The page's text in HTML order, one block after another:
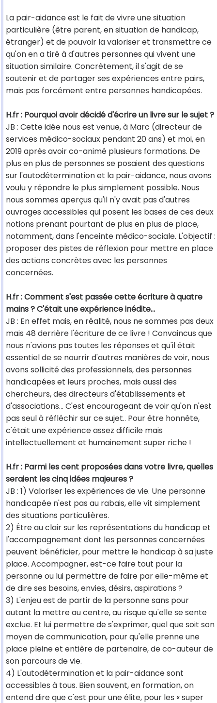
La pair-aidance est le fait de vivre une situation
particulière (être parent, en situation de handicap,
étranger) et de pouvoir la valoriser et transmettre ce
qu'on en a tiré à d'autres personnes qui vivent une
situation similaire. Concrètement, il s'agit de se
soutenir et de partager ses expériences entre pairs,
mais pas forcément entre personnes handicapées.
H.fr : Pourquoi avoir décidé d'écrire un livre sur le sujet ?
JB : Cette idée nous est venue, à Marc (directeur de
services médico-sociaux pendant 20 ans) et moi, en
2019 après avoir co-animé plusieurs formations. De
plus en plus de personnes se posaient des questions
sur l'autodétermination et la pair-aidance, nous avons
voulu y répondre le plus simplement possible. Nous
nous sommes aperçus qu'il n'y avait pas d'autres
ouvrages accessibles qui posent les bases de ces deux
notions prenant pourtant de plus en plus de place,
notamment, dans l'enceinte médico-sociale. L'objectif :
proposer des pistes de réflexion pour mettre en place
des actions concrètes avec les personnes
concernées.
H.fr : Comment s'est passée cette écriture à quatre
mains ? C'était une expérience inédite...
JB : En effet mais, en réalité, nous ne sommes pas deux
mais 48 derrière l'écriture de ce livre ! Convaincus que
nous n'avions pas toutes les réponses et qu'il était
essentiel de se nourrir d'autres manières de voir, nous
avons sollicité des professionnels, des personnes
handicapées et leurs proches, mais aussi des
chercheurs, des directeurs d'établissements et
d'associations... C'est encourageant de voir qu'on n'est
pas seul à réfléchir sur ce sujet.. Pour être honnête,
c'était une expérience assez difficile mais
intellectuellement et humainement super riche !
H.fr : Parmi les cent proposées dans votre livre, quelles
seraient les cinq idées majeures ?
JB : 1) Valoriser les expériences de vie. Une personne
handicapée n'est pas au rabais, elle vit simplement
des situations particulières.
2) Être au clair sur les représentations du handicap et
l'accompagnement dont les personnes concernées
peuvent bénéficier, pour mettre le handicap à sa juste
place. Accompagner, est-ce faire tout pour la
personne ou lui permettre de faire par elle-même et
de dire ses besoins, envies, désirs, aspirations ?
3) L'enjeu est de partir de la personne sans pour
autant la mettre au centre, au risque qu'elle se sente
exclue. Et lui permettre de s'exprimer, quel que soit son
moyen de communication, pour qu'elle prenne une
place pleine et entière de partenaire, de co-auteur de
son parcours de vie.
4) L'autodétermination et la pair-aidance sont
accessibles à tous. Bien souvent, en formation, on
entend dire que c'est pour une élite, pour les « super